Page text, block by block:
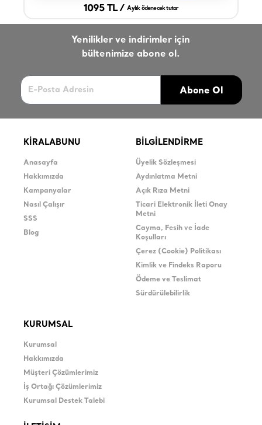
1095 TL / Aylık ödenecek tutar
Yenilikler ve indirimler için
bültenimize abone ol.
Abone Ol
KİRALABUNU
Anasayfa
Hakkımızda
Kampanyalar
Nasıl Çalışır
SSS
Blog
BİLGİLENDİRME
Üyelik Sözleşmesi
Aydınlatma Metni
Açık Rıza Metni
Ticari Elektronik İleti Onay
Metni
Cayma, Fesih ve İade
Koşulları
Çerez (Cookie) Politikası
Kimlik ve Findeks Raporu
Ödeme ve Teslimat
Sürdürülebilirlik
KURUMSAL
Kurumsal
Hakkımızda
Müşteri Çözümlerimiz
İş Ortağı Çözümlerimiz
Kurumsal Destek Talebi